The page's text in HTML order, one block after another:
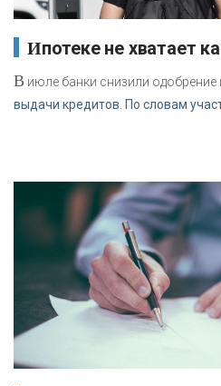
Ипотеке не хватает
В июле банки снизили одобрение
выдачи кредитов. По словам